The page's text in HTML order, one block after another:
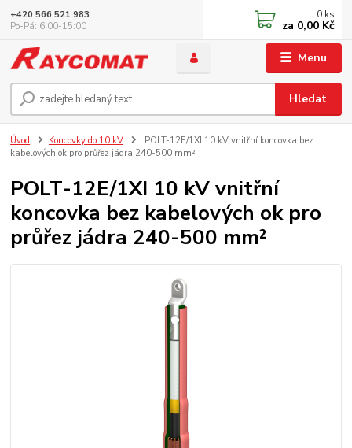
Menu
Hledat
+420 566 521 983
Po-Pá: 6:00-15:00
0 ks
za 0,00 Kč
Úvod Koncovky do 10 kV
POLT-12E/1XI 10 kV vnitřní koncovka bez
kabelových ok pro průřez jádra 240-500 mm²
POLT-12E/1XI 10 kV vnitřní
koncovka bez kabelových ok pro
průřez jádra 240-500 mm²